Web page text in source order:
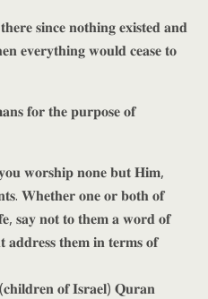
𝐬𝐢𝐧𝐜𝐞 𝐧𝐨𝐭𝐡𝐢𝐧𝐠 𝐞𝐱𝐢𝐬𝐭𝐞𝐝 𝐚𝐧𝐝
𝐞𝐯𝐞𝐫𝐲𝐭𝐡𝐢𝐧𝐠 𝐰𝐨𝐮𝐥𝐝 𝐜𝐞𝐚𝐬𝐞 𝐭𝐨
𝐟𝐨𝐫 𝐭𝐡𝐞 𝐩𝐮𝐫𝐩𝐨𝐬𝐞 𝐨𝐟
𝐰𝐨𝐫𝐬𝐡𝐢𝐩 𝐧𝐨𝐧𝐞 𝐛𝐮𝐭 𝐇𝐢𝐦,
𝐖𝐡𝐞𝐭𝐡𝐞𝐫 𝐨𝐧𝐞 𝐨𝐫 𝐛𝐨𝐭𝐡 𝐨𝐟
𝐬𝐚𝐲 𝐧𝐨𝐭 𝐭𝐨 𝐭𝐡𝐞𝐦 𝐚 𝐰𝐨𝐫𝐝 𝐨𝐟
𝐭𝐡𝐞𝐦 𝐢𝐧 𝐭𝐞𝐫𝐦𝐬 𝐨𝐟
𝐨𝐟 𝐈𝐬𝐫𝐚𝐞𝐥) 𝐐𝐮𝐫𝐚𝐧